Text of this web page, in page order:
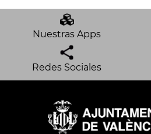
Nuestras Apps
Redes Sociales